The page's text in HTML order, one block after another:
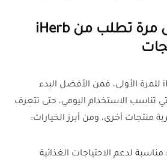
إذا كانت هذه أول مرة تطلب من iHerb
إذا كنت تتسوق من iHerb للمرة الأولى، فمن الأفضل البدء
تناسب الاستخدام اليومي، حتى تتعرف
منتجات أخرى، ومن أبرز الخيارات:
مناسبة لدعم الاحتياجات الغذائية